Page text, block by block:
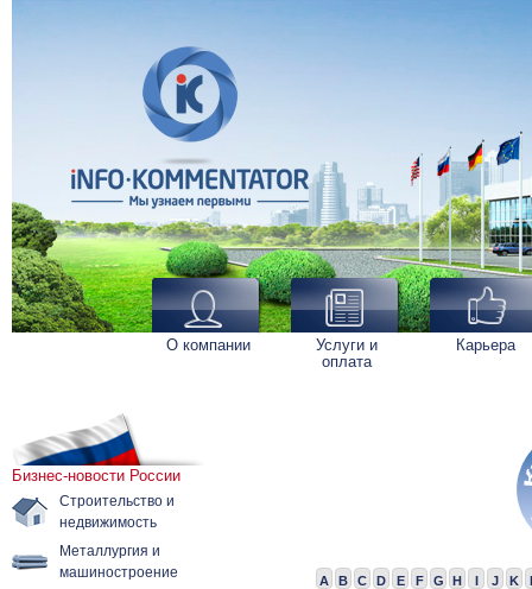
О компании
Услуги и
оплата
Карьера
Бизнес-новости России
Строительство и
недвижимость
Металлургия и
машиностроение
A B C D E F G H I J K